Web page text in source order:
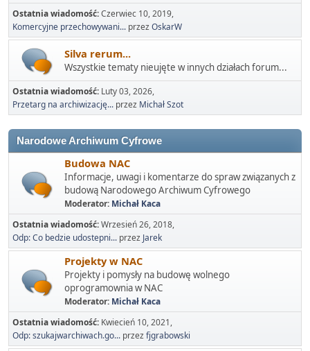
Ostatnia wiadomość:Czerwiec 10, 2019,
Komercyjne przechowywani... przezOskarW
Silva rerum...
Wszystkie tematy nieujęte w innych działach forum...
Ostatnia wiadomość: Luty 03, 2026,
Przetarg na archiwizację... przez Michał Szot
Narodowe Archiwum Cyfrowe
Budowa NAC
Informacje, uwagi i komentarze do spraw związanych z
budową Narodowego Archiwum Cyfrowego
Moderator: Michał Kaca
Ostatnia wiadomość:Wrzesień 26, 2018,
Odp: Co bedzie udostepni... przez Jarek
Projekty w NAC
Projekty i pomysły na budowę wolnego
oprogramownia w NAC
Moderator: Michał Kaca
Ostatnia wiadomość: Kwiecień 10, 2021,
Odp: szukajwarchiwach.go... przezfjgrabowski